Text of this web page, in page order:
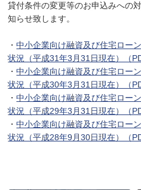
貸付条件の変更等のお申込みへの
知らせ致します。
・中小企業向け融資及び住宅ロー
状況（平成31年3月31日現在）（
・中小企業向け融資及び住宅ロー
状況（平成30年3月31日現在）（
・中小企業向け融資及び住宅ロー
状況（平成29年3月31日現在）（
・中小企業向け融資及び住宅ロー
状況（平成28年9月30日現在）（